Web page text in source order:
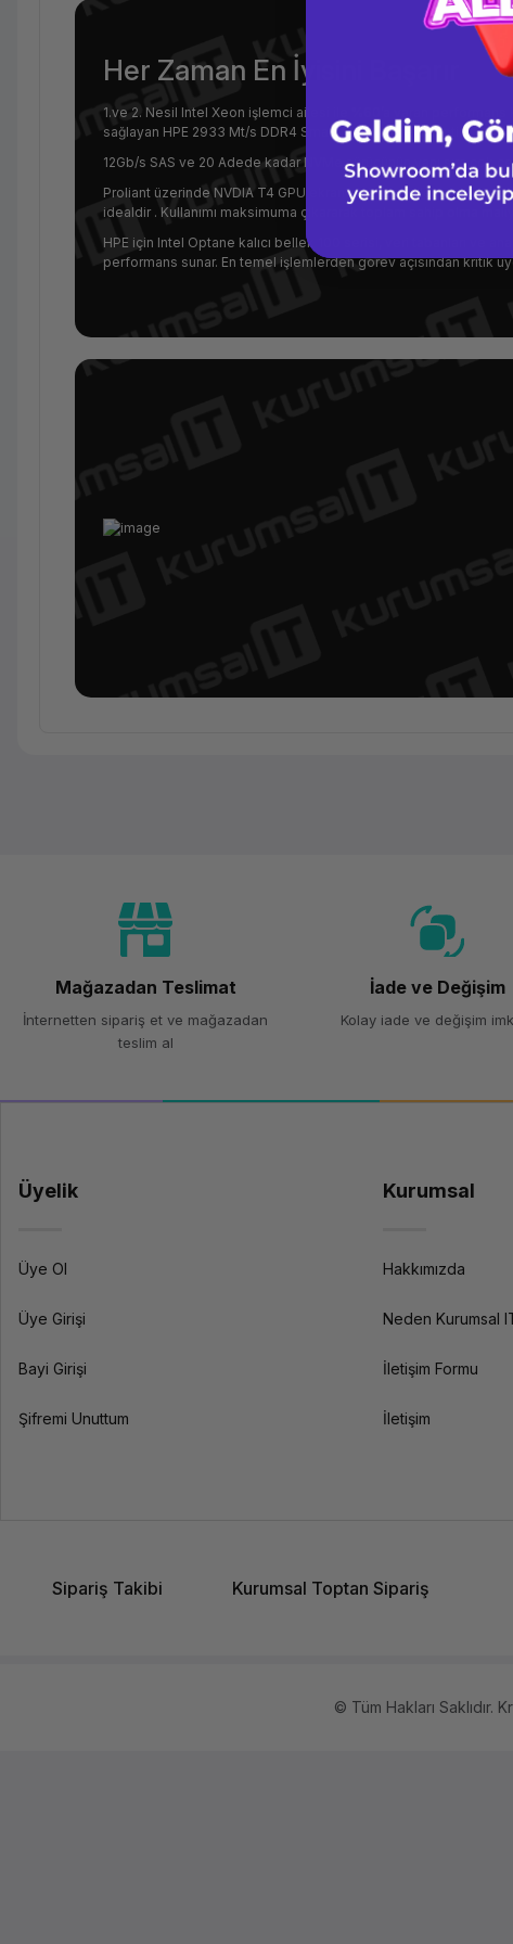
Her Zaman En İyisini Başarır
1.ve 2. Nesil Intel Xeon işlemci ailesi ile %60’a varan
sağlayan HPE 2933 Mt/s DDR4 Smart Memory’ye sahiptir.
12Gb/s SAS ve 20 Adede kadar NVMe sürücünün yanı sıra çok
Proliant üzerinde NVDIA T4 GPU ekran kartı modellerinde
idealdir . Kullanımı maksimuma çıkararak toplam sahip olma
HPE için Intel Optane kalıcı bellek 100 serisi, veri tabanları ve
performans sunar. En temel işlemlerden görev açısından kritik
Model
Performans
Yüklü İşlemci Sayısı
Bellek Tipi
Yüklü Bellek
Maksimum Bellek
Mağazadan Teslimat
İnternetten sipariş et ve mağazadan
teslim al
İade ve Değişim
Kolay iade ve değişim
Üyelik
Üye Ol
Üye Girişi
Bayi Girişi
Şifremi Unuttum
Kurumsal
Hakkımızda
Neden Kurumsal
İletişim Formu
İletişim
Sipariş Takibi Kurumsal Toptan Sipariş
© Tüm Hakları Saklıdır.